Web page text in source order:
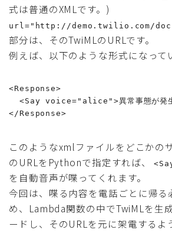
式は普通のXMLです。)
url="http://demo.twilio.com/
部分は、そのTwiMLのURLです。
例えば、以下のような形式になって
<Response>
<Say voice="alice">異常事態が発生
</Response>
このようなxmlファイルをどこかの
のURLをPythonで指定すれば、
を自動音声が喋ってくれます。
今回は、喋る内容を電話ごとに帰る
め、Lambda関数の中でTwiMLを生
ードし、そのURLを元に架電するよ